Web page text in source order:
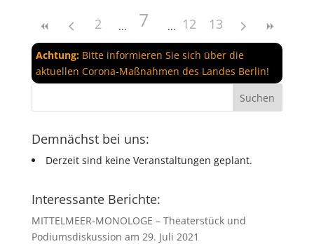
2 7 12 13
Achtung:Bitte informieren Sie sich über die
aktuellen Corona-Maßnahmen des Landes Berlin!
Demnächst bei uns:
Derzeit sind keine Veranstaltungen geplant.
Interessante Berichte:
MITTELMEER-MONOLOGE – Theaterstück und
Podiumsdiskussion am 29. Juli 2021